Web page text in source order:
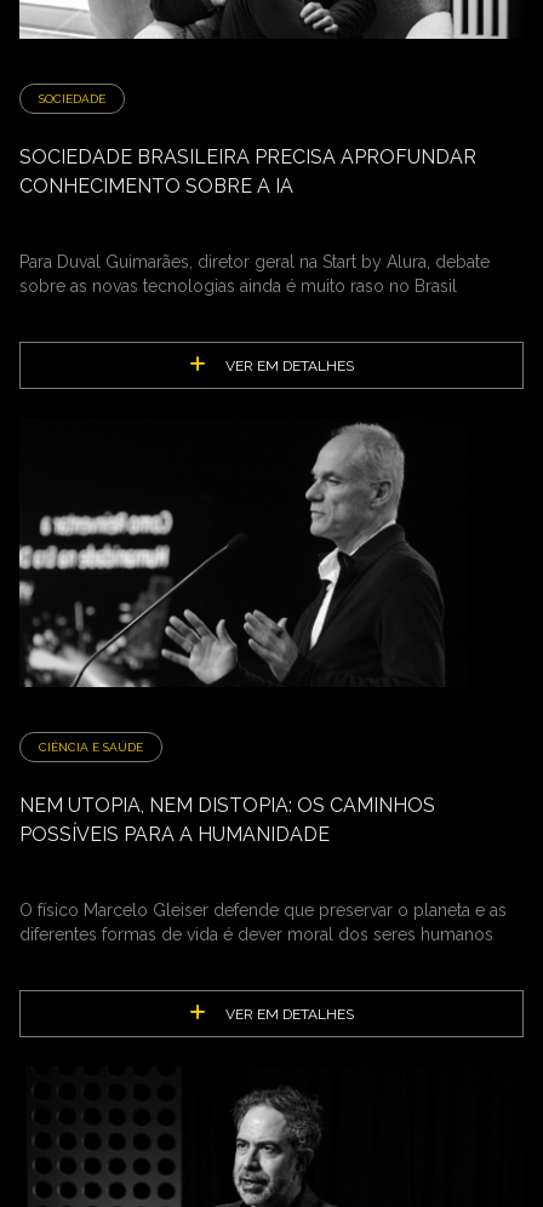
SOCIEDADE
SOCIEDADE BRASILEIRA PRECISA APROFUNDAR
CONHECIMENTO SOBRE A IA
Para Duval Guimarães, diretor geral na Start by Alura, debate
sobre as novas tecnologias ainda é muito raso no Brasil
VER EM DETALHES
CIÊNCIA E SAÚDE
NEM UTOPIA, NEM DISTOPIA: OS CAMINHOS
POSSÍVEIS PARA A HUMANIDADE
O físico Marcelo Gleiser defende que preservar o planeta e as
diferentes formas de vida é dever moral dos seres humanos
VER EM DETALHES